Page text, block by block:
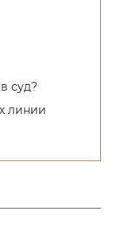
суд?
линии